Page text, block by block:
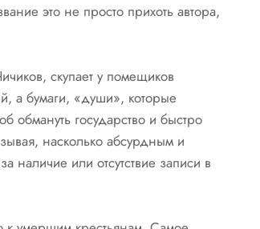
это не просто прихоть автора,
скупает у помещиков
а бумаги, «души», которые
обмануть государство и быстро
насколько абсурдным и
наличие или отсутствие записи в